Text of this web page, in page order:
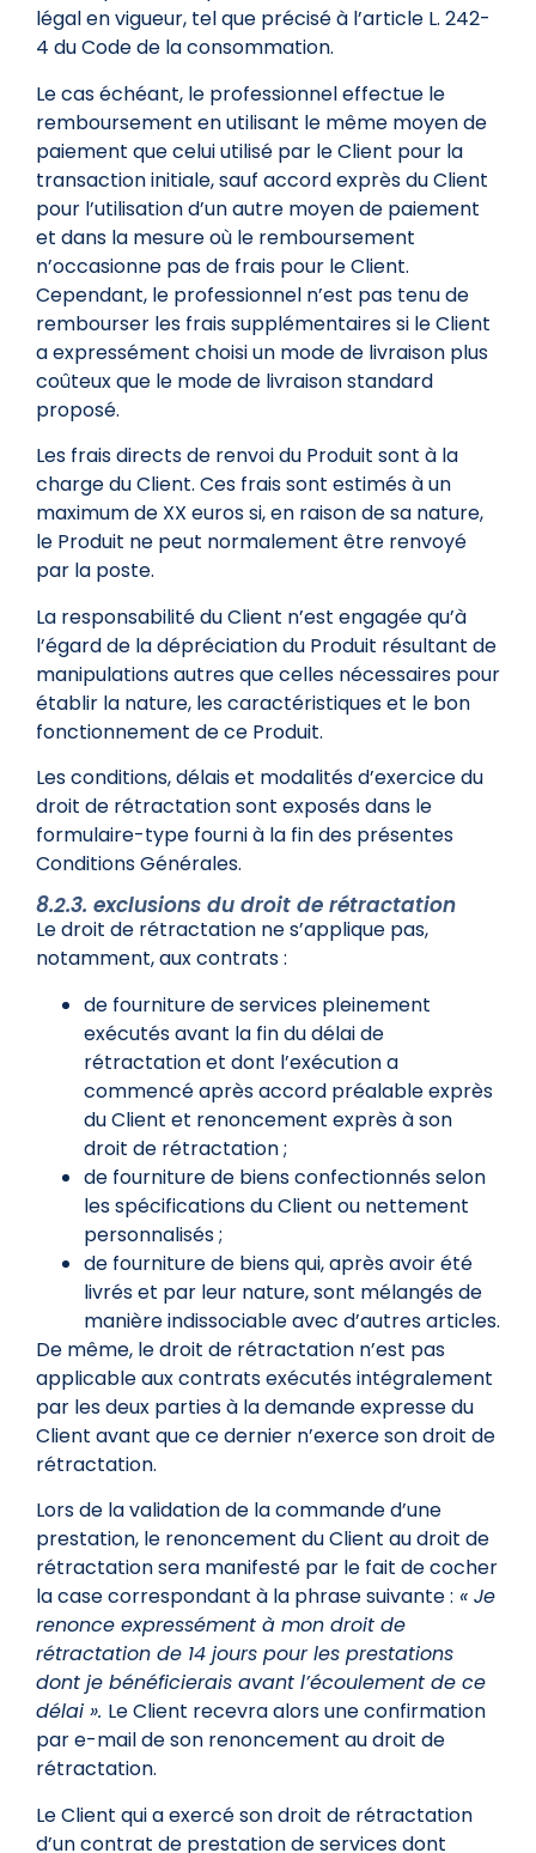
légal en vigueur, tel que précisé à l’article L. 242-
4 du Code de la consommation.
Le cas échéant, le professionnel effectue le
remboursement en utilisant le même moyen de
paiement que celui utilisé par le Client pour la
transaction initiale, sauf accord exprès du Client
pour l’utilisation d’un autre moyen de paiement
et dans la mesure où le remboursement
n’occasionne pas de frais pour le Client.
Cependant, le professionnel n’est pas tenu de
rembourser les frais supplémentaires si le Client
a expressément choisi un mode de livraison plus
coûteux que le mode de livraison standard
proposé.
Les frais directs de renvoi du Produit sont à la
charge du Client. Ces frais sont estimés à un
maximum de XX euros si, en raison de sa nature,
le Produit ne peut normalement être renvoyé
par la poste.
La responsabilité du Client n’est engagée qu’à
l’égard de la dépréciation du Produit résultant de
manipulations autres que celles nécessaires pour
établir la nature, les caractéristiques et le bon
fonctionnement de ce Produit.
Les conditions, délais et modalités d’exercice du
droit de rétractation sont exposés dans le
formulaire-type fourni à la fin des présentes
Conditions Générales.
8.2.3. exclusions du droit de rétractation
Le droit de rétractation ne s’applique pas,
notamment, aux contrats :
de fourniture de services pleinement
exécutés avant la fin du délai de
rétractation et dont l’exécution a
commencé après accord préalable exprès
du Client et renoncement exprès à son
droit de rétractation ;
de fourniture de biens confectionnés selon
les spécifications du Client ou nettement
personnalisés ;
de fourniture de biens qui, après avoir été
livrés et par leur nature, sont mélangés de
manière indissociable avec d’autres articles.
De même, le droit de rétractation n’est pas
applicable aux contrats exécutés intégralement
par les deux parties à la demande expresse du
Client avant que ce dernier n’exerce son droit de
rétractation.
Lors de la validation de la commande d’une
prestation, le renoncement du Client au droit de
rétractation sera manifesté par le fait de cocher
la case correspondant à la phrase suivante : « Je
renonce expressément à mon droit de
rétractation de 14 jours pour les prestations
dont je bénéficierais avant l’écoulement de ce
délai ». Le Client recevra alors une confirmation
par e-mail de son renoncement au droit de
rétractation.
Le Client qui a exercé son droit de rétractation
d’un contrat de prestation de services dont